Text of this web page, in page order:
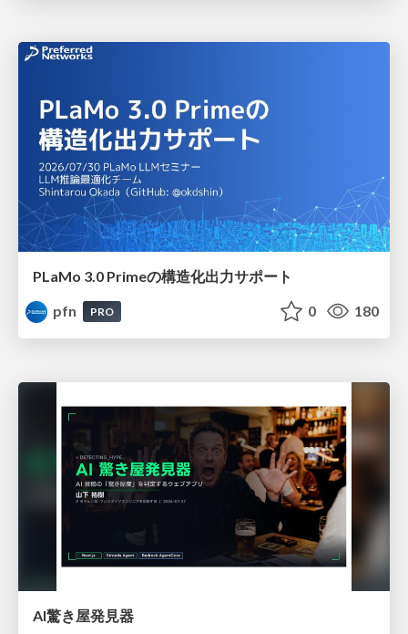
PLaMo 3.0 Primeの構造化出力サポート
pfn
PRO 0 180
AI驚き屋発見器